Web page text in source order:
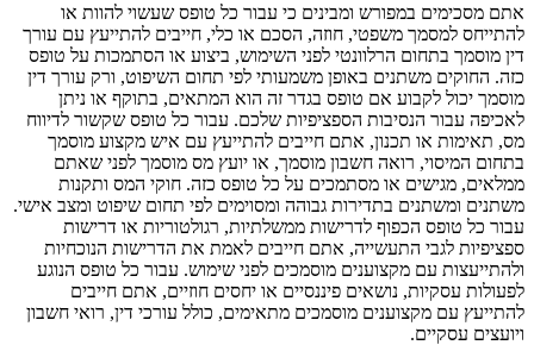
אתם מסכימים במפורש ומבינים כי עבור כל טופס שעשוי להוות או
להתייחס למסמך משפטי, חוזה, הסכם או כלי, חייבים להתייעץ עם עורך
דין מוסמך בתחום הרלוונטי לפני השימוש, ביצוע או הסתמכות על טופס
כזה. החוקים משתנים באופן משמעותי לפי תחום השיפוט, ורק עורך דין
מוסמך יכול לקבוע אם טופס בגדר זה הוא המתאים, בתוקף או ניתן
לאכיפה עבור הנסיבות הספציפיות שלכם. עבור כל טופס שקשור לדיווח
מס, תאימות או תכנון, אתם חייבים להתייעץ עם איש מקצוע מוסמך
בתחום המיסוי, רואה חשבון מוסמך, או יועץ מס מוסמך לפני שאתם
ממלאים, מגישים או מסתמכים על כל טופס כזה. חוקי המס ותקנות
משתנים ומשתנים בתדירות גבוהה ומסוימים לפי תחום שיפוט ומצב אישי.
עבור כל טופס הכפוף לדרישות ממשלתיות, רגולטוריות או דרישות
ספציפיות לגבי התעשייה, אתם חייבים לאמת את הדרישות הנוכחיות
ולהתייעצות עם מקצוענים מוסמכים לפני שימוש. עבור כל טופס הנוגע
לפעולות עסקיות, נושאים פיננסיים או יחסים חוזיים, אתם חייבים
להתייעץ עם מקצוענים מוסמכים מתאימים, כולל עורכי דין, רואי חשבון
ויועצים עסקיים.